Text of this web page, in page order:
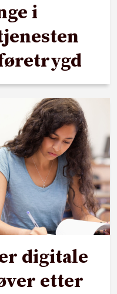
i
digitale
etter